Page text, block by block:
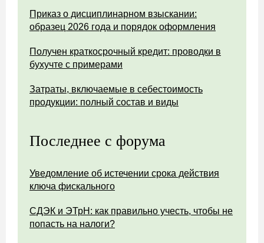
Приказ о дисциплинарном взыскании:
образец 2026 года и порядок оформления
Получен краткосрочный кредит: проводки в
бухучте с примерами
Затраты, включаемые в себестоимость
продукции: полный состав и виды
Последнее с форума
Уведомление об истечении срока действия
ключа фискального
СДЭК и ЭТрН: как правильно учесть, чтобы не
попасть на налоги?